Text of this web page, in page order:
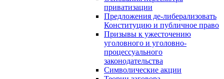
приватизации
Предложения де-либерализовать
Конституцию и публичное право
Призывы к ужесточению
уголовного и уголовно-
процессуального
законодательства
Символические акции